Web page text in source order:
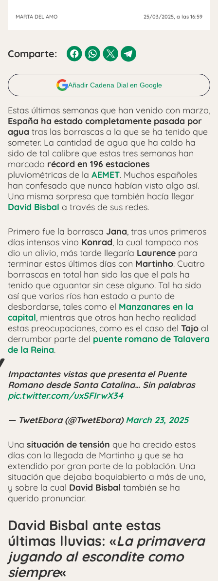
MARTA DEL AMO 25/03/2025, a las 16:59
Comparte:
Añadir Cadena Dial en Google
Estas últimas semanas que han venido con marzo,
España ha estado completamente pasada por
agua tras las borrascas a la que se ha tenido que
someter. La cantidad de agua que ha caído ha
sido de tal calibre que estas tres semanas han
marcado récord en 196 estaciones
pluviométricas de la AEMET. Muchos españoles
han confesado que nunca habían visto algo así.
Una misma sorpresa que también hacía llegar
David Bisbal a través de sus redes.
Primero fue la borrasca Jana, tras unos primeros
días intensos vino Konrad, la cual tampoco nos
dio un alivio, más tarde llegaría Laurence para
terminar estos últimos días con Martinho. Cuatro
borrascas en total han sido las que el país ha
tenido que aguantar sin cese alguno. Tal ha sido
así que varios ríos han estado a punto de
desbordarse, tales como el Manzanares en la
capital, mientras que otros han hecho realidad
estas preocupaciones, como es el caso del Tajo al
derrumbar parte del puente romano de Talavera
de la Reina.
Impactantes vistas que presenta el Puente
Romano desde Santa Catalina… Sin palabras
pic.twitter.com/uxSFIrwX34
— TwetEbora (@TwetEbora)March 23, 2025
Una situación de tensión que ha crecido estos
días con la llegada de Martinho y que se ha
extendido por gran parte de la población. Una
situación que dejaba boquiabierto a más de uno,
y sobre la cual David Bisbal también se ha
querido pronunciar.
David Bisbal ante estas
últimas lluvias: «La primavera
jugando al escondite como
siempre«